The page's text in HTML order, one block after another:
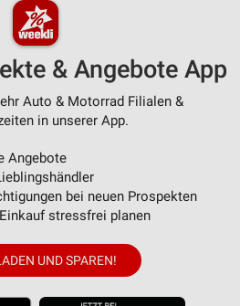
& Angebote App
Auto & Motorrad Filialen &
in unserer App.
Angebote
bei neuen Prospekten
stressfrei planen
UND SPAREN!